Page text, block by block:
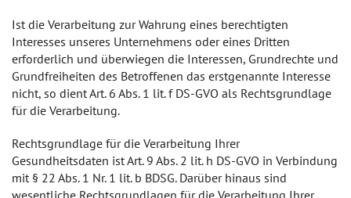
Ist die Verarbeitung zur Wahrung eines berechtigten
Interesses unseres Unternehmens oder eines Dritten
erforderlich und überwiegen die Interessen, Grundrechte und
Grundfreiheiten des Betroffenen das erstgenannte Interesse
nicht, so dient Art. 6 Abs. 1 lit. f DS-GVO als Rechtsgrundlage
für die Verarbeitung.
Rechtsgrundlage für die Verarbeitung Ihrer
Gesundheitsdaten ist Art. 9 Abs. 2 lit. h DS-GVO in Verbindung
mit § 22 Abs. 1 Nr. 1 lit. b BDSG. Darüber hinaus sind
wesentliche Rechtsgrundlagen für die Verarbeitung Ihrer